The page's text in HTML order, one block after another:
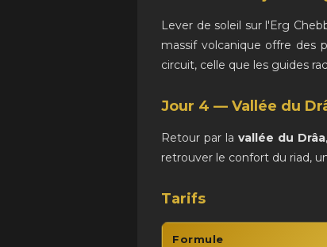
Lever de soleil sur l'Erg
massif volcanique offre des
circuit, celle que les guides
Jour 4 — Vallée du
Retour par la vallée du Drâa
retrouver le confort du riad,
Tarifs
Formule